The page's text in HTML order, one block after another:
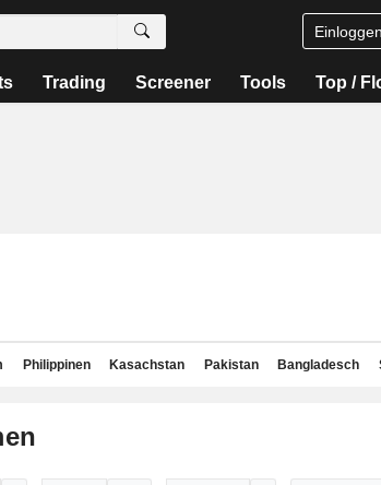
Einloggen
Trading Screener Tools Top /
Philippinen Kasachstan Pakistan Bangladesch